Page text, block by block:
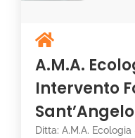
A.M.A.
Intervento
Ditta: A.M.A.